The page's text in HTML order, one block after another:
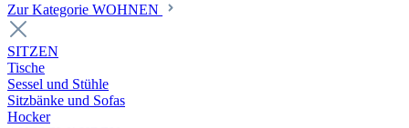
Zur Kategorie WOHNEN
SITZEN
Tische
Sessel und Stühle
Sitzbänke und Sofas
Hocker